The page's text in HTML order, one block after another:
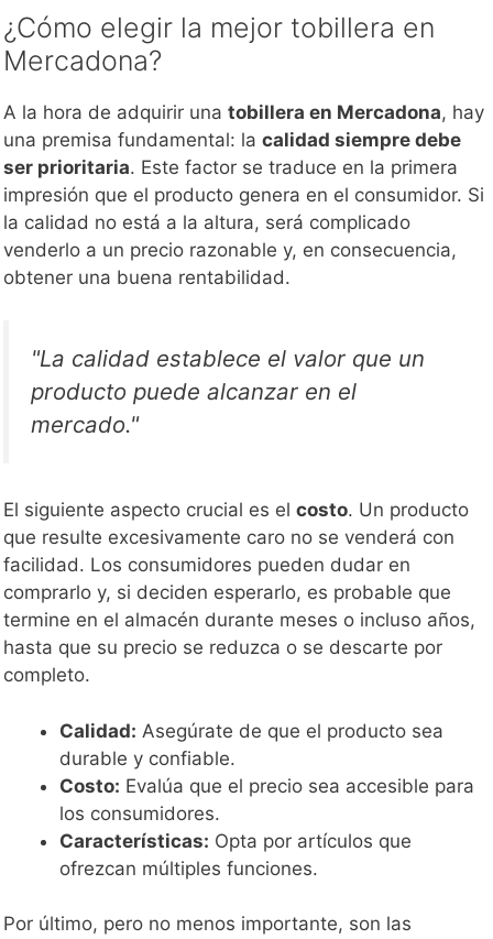
¿Cómo elegir la mejor tobillera en
Mercadona?
A la hora de adquirir una tobillera en Mercadona, hay
una premisa fundamental: la calidad siempre debe
ser prioritaria. Este factor se traduce en la primera
impresión que el producto genera en el consumidor. Si
la calidad no está a la altura, será complicado
venderlo a un precio razonable y, en consecuencia,
obtener una buena rentabilidad.
"La calidad establece el valor que un
producto puede alcanzar en el
mercado."
El siguiente aspecto crucial es el costo. Un producto
que resulte excesivamente caro no se venderá con
facilidad. Los consumidores pueden dudar en
comprarlo y, si deciden esperarlo, es probable que
termine en el almacén durante meses o incluso años,
hasta que su precio se reduzca o se descarte por
completo.
Calidad: Asegúrate de que el producto sea
durable y confiable.
Costo: Evalúa que el precio sea accesible para
los consumidores.
Características: Opta por artículos que
ofrezcan múltiples funciones.
Por último, pero no menos importante, son las